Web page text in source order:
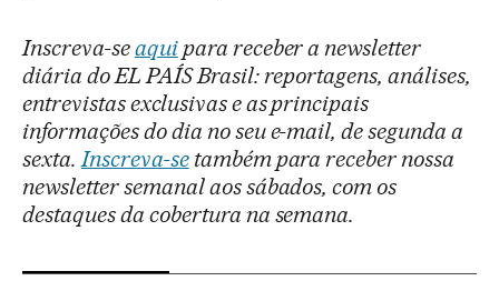
Inscreva-seaquipara receber a newsletter
diária do EL PAÍS Brasil: reportagens, análises,
entrevistas exclusivas e as principais
informações do dia no seu e-mail, de segunda a
sexta.Inscreva-setambém para receber nossa
newsletter semanal aos sábados, com os
destaques da cobertura na semana.